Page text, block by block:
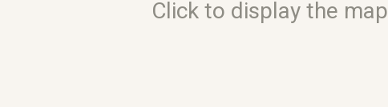
Click to display the map